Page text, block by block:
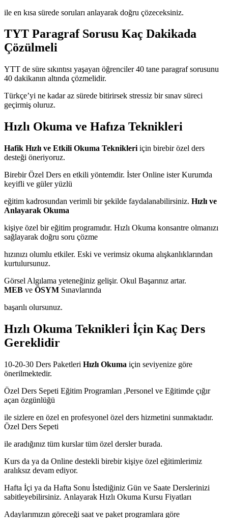
ile en kısa sürede soruları anlayarak doğru çözeceksiniz.
TYT Paragraf Sorusu Kaç Dakikada
Çözülmeli
YTT de süre sıkıntısı yaşayan öğrenciler 40 tane paragraf sorusunu
40 dakikanın altında çözmelidir.
Türkçe’yi ne kadar az sürede bitirirsek stressiz bir sınav süreci
geçirmiş oluruz.
Hızlı Okuma ve Hafıza Teknikleri
Hafik Hızlı ve Etkili Okuma Teknikleri için birebir özel ders
desteği öneriyoruz.
Birebir Özel Ders en etkili yöntemdir. İster Online ister Kurumda
keyifli ve güler yüzlü
eğitim kadrosundan verimli bir şekilde faydalanabilirsiniz. Hızlı ve
Anlayarak Okuma
kişiye özel bir eğitim programıdır. Hızlı Okuma konsantre olmanızı
sağlayarak doğru soru çözme
hızınızı olumlu etkiler. Eski ve verimsiz okuma alışkanlıklarından
kurtulursunuz.
Görsel Algılama yeteneğiniz gelişir. Okul Başarınız artar.
MEB ve ÖSYM Sınavlarında
başarılı olursunuz.
Hızlı Okuma Teknikleri İçin Kaç Ders
Gereklidir
10-20-30 Ders Paketleri Hızlı Okuma için seviyenize göre
önerilmektedir.
Özel Ders Sepeti Eğitim Programları ,Personel ve Eğitimde çığır
açan özgünlüğü
ile sizlere en özel en profesyonel özel ders hizmetini sunmaktadır.
Özel Ders Sepeti
ile aradığınız tüm kurslar tüm özel dersler burada.
Kurs da ya da Online destekli birebir kişiye özel eğitimlerimiz
aralıksız devam ediyor.
Hafta İçi ya da Hafta Sonu İstediğiniz Gün ve Saate Derslerinizi
sabitleyebilirsiniz. Anlayarak Hızlı Okuma Kursu Fiyatları
Adaylarımızın göreceği saat ve paket programlara göre